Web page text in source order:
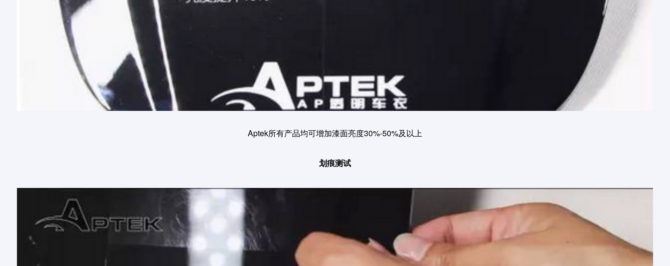
Aptek所有产品均可增加漆面亮度30%-50%及以上
划痕测试